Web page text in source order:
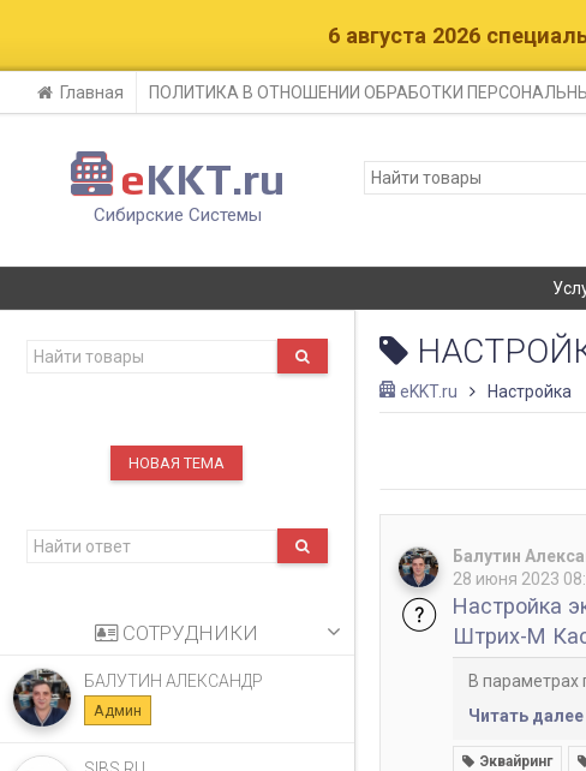
6 августа 2026
Главная ПОЛИТИКА В ОТНОШЕНИИ ОБРАБОТКИ
eKKT.ru
Сибирские Системы
НОВАЯ ТЕМА
СОТРУДНИКИ
БАЛУТИН АЛЕКСАНДР
Админ
eKKT.ru Настройка
Балутин
28 июня 2023
Настройка
Штрих-М
В параметрах
Читать
Эквайринг